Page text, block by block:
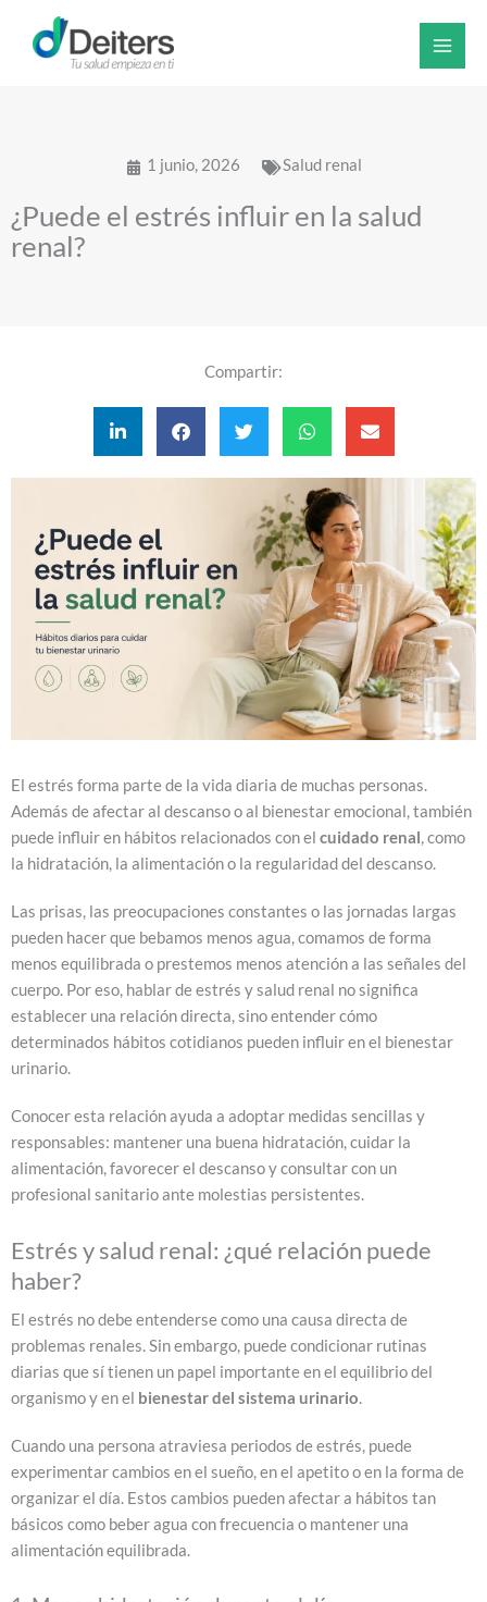
contenido
1 junio, 2026 Salud renal
¿Puede el estrés influir en la salud
renal?
Compartir:
El estrés forma parte de la vida diaria de muchas personas.
Además de afectar al descanso o al bienestar emocional, también
puede influir en hábitos relacionados con el cuidado renal, como
la hidratación, la alimentación o la regularidad del descanso.
Las prisas, las preocupaciones constantes o las jornadas largas
pueden hacer que bebamos menos agua, comamos de forma
menos equilibrada o prestemos menos atención a las señales del
cuerpo. Por eso, hablar de estrés y salud renal no significa
establecer una relación directa, sino entender cómo
determinados hábitos cotidianos pueden influir en el bienestar
urinario.
Conocer esta relación ayuda a adoptar medidas sencillas y
responsables: mantener una buena hidratación, cuidar la
alimentación, favorecer el descanso y consultar con un
profesional sanitario ante molestias persistentes.
Estrés y salud renal: ¿qué relación puede
haber?
El estrés no debe entenderse como una causa directa de
problemas renales. Sin embargo, puede condicionar rutinas
diarias que sí tienen un papel importante en el equilibrio del
organismo y en el bienestar del sistema urinario.
Cuando una persona atraviesa periodos de estrés, puede
experimentar cambios en el sueño, en el apetito o en la forma de
organizar el día. Estos cambios pueden afectar a hábitos tan
básicos como beber agua con frecuencia o mantener una
alimentación equilibrada.